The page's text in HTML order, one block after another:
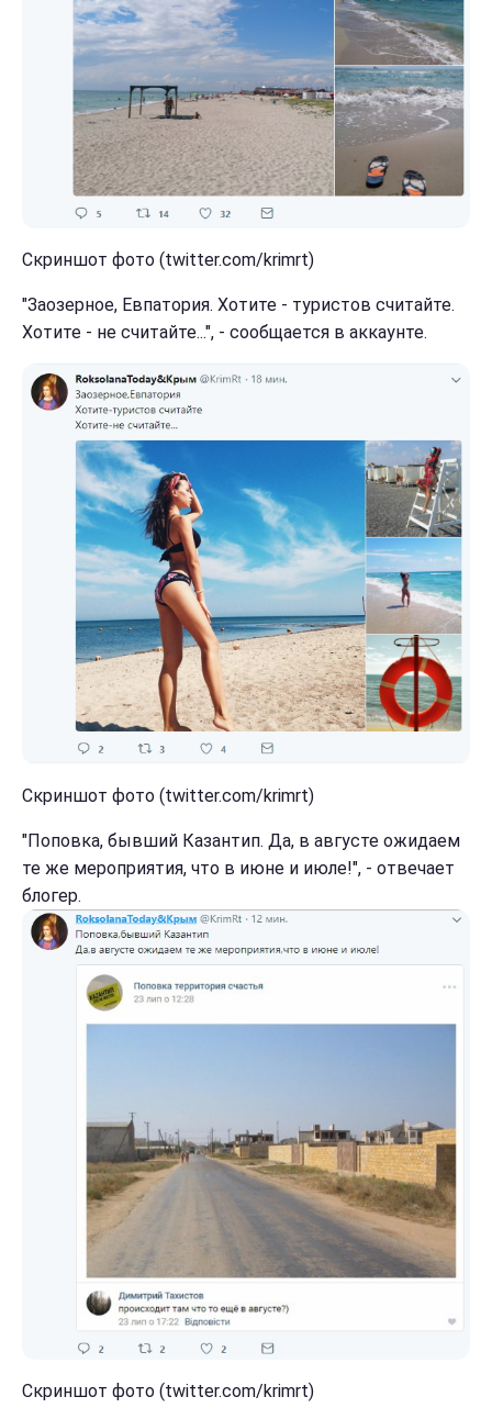
Скриншот фото (twitter.com/krimrt)
"Заозерное, Евпатория. Хотите - туристов считайте.
Хотите - не считайте...", - сообщается в аккаунте.
Скриншот фото (twitter.com/krimrt)
"Поповка, бывший Казантип. Да, в августе ожидаем
те же мероприятия, что в июне и июле!", - отвечает
блогер.
Скриншот фото (twitter.com/krimrt)